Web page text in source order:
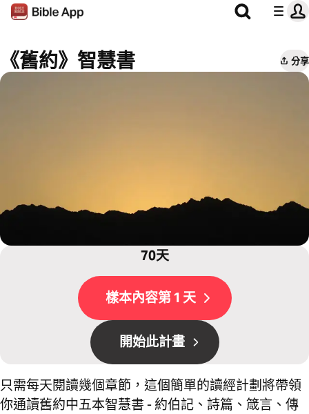
《舊約》智慧書 分享
70天
樣本內容第 1 天
開始此計畫
只需每天閱讀幾個章節，這個簡單的讀經計劃將帶領
你通讀舊約中五本智慧書 - 約伯記、詩篇、箴言、傳